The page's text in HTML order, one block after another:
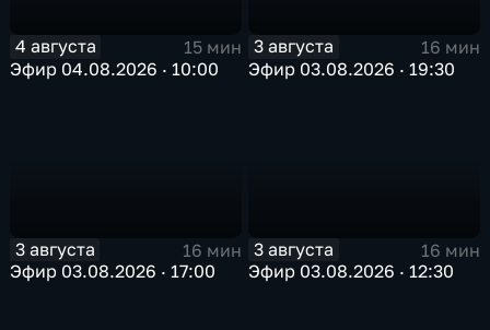
4 августа
15 мин
Эфир 04.08.2026 · 10:00
3 августа
16 мин
Эфир 03.08.2026 · 19:30
3 августа
16 мин
Эфир 03.08.2026 · 17:00
3 августа
16 мин
Эфир 03.08.2026 · 12:30